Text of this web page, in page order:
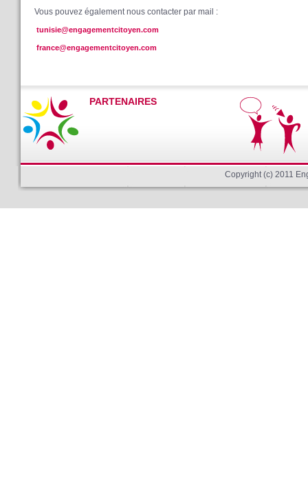
Vous pouvez également nous contacter par mail :
tunisie@engagementcitoyen.com
france@engagementcitoyen.com
PARTENAIRES
Copyright (c) 2011